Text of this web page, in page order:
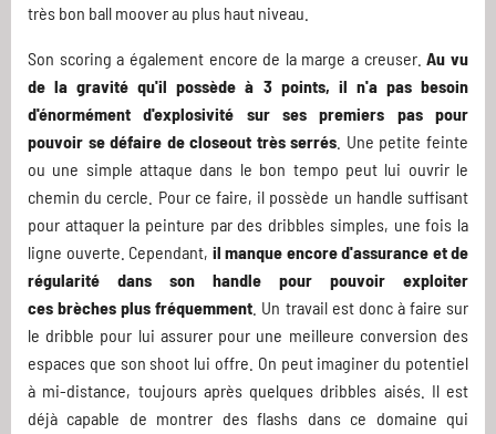
très bon ball moover au plus haut niveau.
Son scoring a également encore de la marge a creuser.Au vu
de la gravité qu'il possède à 3 points, il n'a pas besoin
d'énormément d'explosivité sur ses premiers pas pour
pouvoir se défaire de closeout très serrés . Une petite feinte
ou une simple attaque dans le bon tempo peut lui ouvrir le
chemin du cercle. Pour ce faire, il possède un handle suffisant
pour attaquer la peinture par des dribbles simples, une fois la
ligne ouverte. Cependant, il manque encore d'assurance et de
régularité dans son handle pour pouvoir exploiter
ces brèches plus fréquemment . Un travail est donc à faire sur
le dribble pour lui assurer pour une meilleure conversion des
espaces que son shoot lui offre. On peut imaginer du potentiel
à mi-distance, toujours après quelques dribbles aisés. Il est
déjà capable de montrer des flashs dans ce domaine qui